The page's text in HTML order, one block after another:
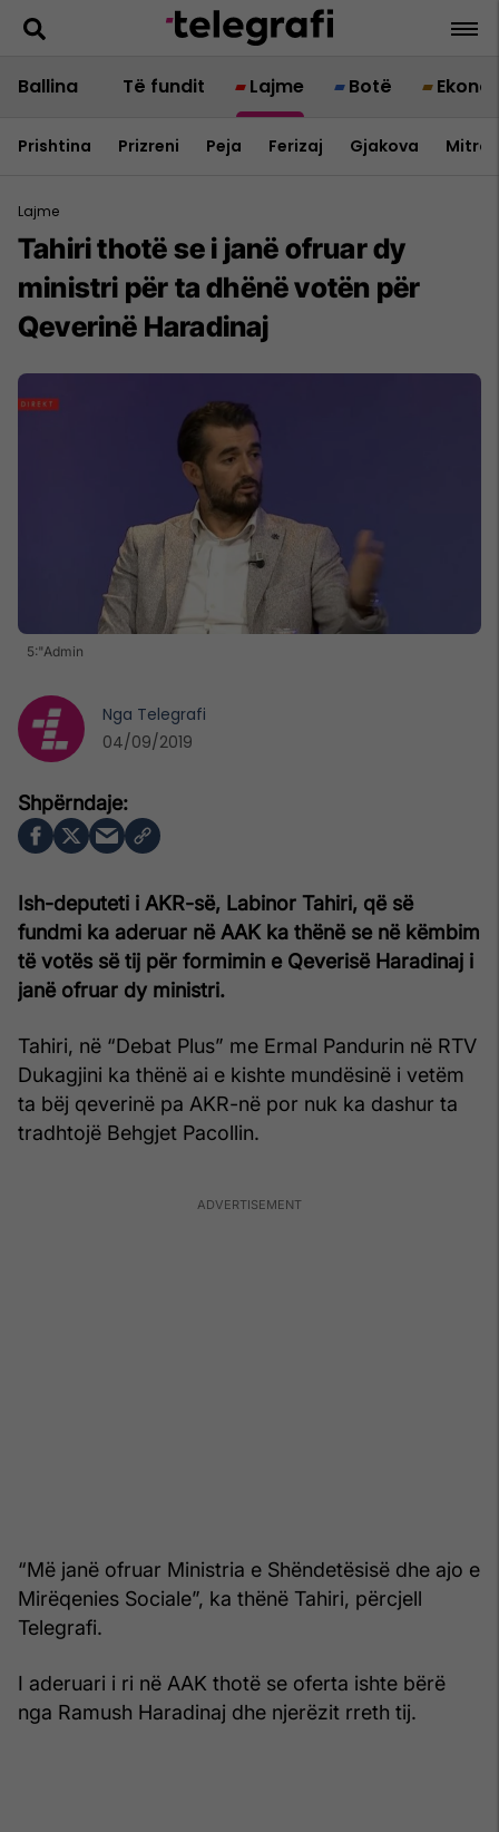
Ballina Të fundit Lajme Botë
Prishtina Prizreni Peja Ferizaj Gjakova
Lajme
Tahiri thotë se i janë ofruar dy
ministri për ta dhënë votën për
Qeverinë Haradinaj
5:"Admin
Ish-deputeti i AKR-së, Labinor Tahiri, që së
fundmi ka aderuar në AAK ka thënë se në këmbim
të votës së tij për formimin e Qeverisë Haradinaj i
janë ofruar dy ministri.
Tahiri, në “Debat Plus” me Ermal Pandurin në RTV
Dukagjini ka thënë ai e kishte mundësinë i vetëm
ta bëj qeverinë pa AKR-në por nuk ka dashur ta
tradhtojë Behgjet Pacollin.
“Më janë ofruar Ministria e Shëndetësisë dhe ajo e
Mirëqenies Sociale”, ka thënë Tahiri, përcjell
Telegrafi.
I aderuari i ri në AAK thotë se oferta ishte bërë
nga Ramush Haradinaj dhe njerëzit rreth tij.
Nga Telegrafi
04/09/2019